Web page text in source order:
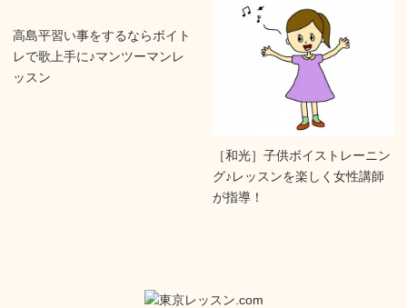
高島平習い事をするならボイト
レで歌上手に♪マンツーマンレ
ッスン
［和光］子供ボイストレーニン
グ♪レッスンを楽しく女性講師
が指導！